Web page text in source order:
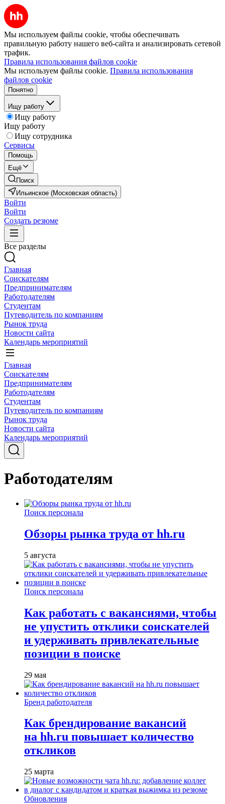
Мы используем файлы cookie, чтобы обеспечивать
правильную работу нашего веб-сайта и анализировать сетевой
трафик.
Правила использования файлов cookie
Мы используем файлы cookie. Правила использования
файлов cookie
Понятно
Ищу работу
Ищу работу
Ищу работу
Ищу сотрудника
Сервисы
Помощь
Ещё
Поиск
Ильинское (Московская область)
Войти
Войти
Создать резюме
Все разделы
Главная
Соискателям
Предпринимателям
Работодателям
Студентам
Путеводитель по компаниям
Рынок труда
Новости сайта
Календарь мероприятий
Главная
Соискателям
Предпринимателям
Работодателям
Студентам
Путеводитель по компаниям
Рынок труда
Новости сайта
Календарь мероприятий
Работодателям
Поиск персонала
Обзоры рынка труда от hh.ru
5 августа
Поиск персонала
Как работать с вакансиями, чтобы
не упустить отклики соискателей
и удерживать привлекательные
позиции в поиске
29 мая
Бренд работодателя
Как брендирование вакансий
на hh.ru повышает количество
откликов
25 марта
Обновления